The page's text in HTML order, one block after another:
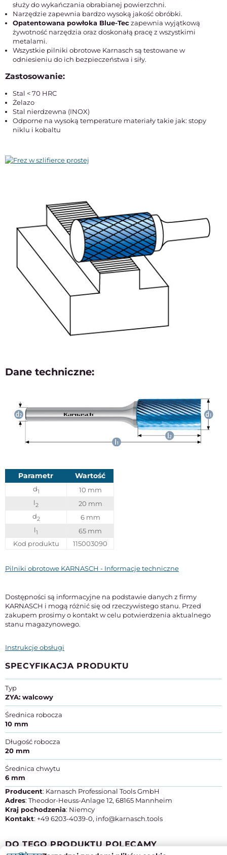
służy do wykańczania obrabianej powierzchni.
Narzędzie zapewnia bardzo wysoką jakość obróbki.
Opatentowana powłoka Blue-Teczapewnia wyjątkową
żywotność narzędzia oraz doskonałą pracę z wszystkimi
metalami.
Wszystkie pilniki obrotowe Karnasch są testowane w
odniesieniu do ich bezpieczeństwa i siły.
Zastosowanie:
Stal < 70 HRC
Żelazo
Stal nierdzewna (INOX)
Odporne na wysoką temperature materiały takie jak: stopy
niklu i kobaltu
Dane techniczne:
Parametr Wartość
d1
10 mm
l2
20 mm
d2
6 mm
l1
65 mm
Kod produktu
115003090
Pilniki obrotowe KARNASCH - Informacje techniczne
Dostępności są informacyjne na podstawie danych z firmy
KARNASCH i mogą różnić się od rzeczywistego stanu. Przed
zakupem prosimy o kontakt w celu potwierdzenia aktualnego
stanu magazynowego.
Instrukcje obsługi
SPECYFIKACJA PRODUKTU
Typ
ZYA: walcowy
Średnica robocza
10 mm
Długość robocza
20 mm
Średnica chwytu
6 mm
Producent: Karnasch Professional Tools GmbH
Adres: Theodor-Heuss-Anlage 12, 68165 Mannheim
Kraj pochodzenia: Niemcy
Kontakt: +49 6203-4039-0, info@karnasch.tools
DO TEGO PRODUKTU POLECAMY